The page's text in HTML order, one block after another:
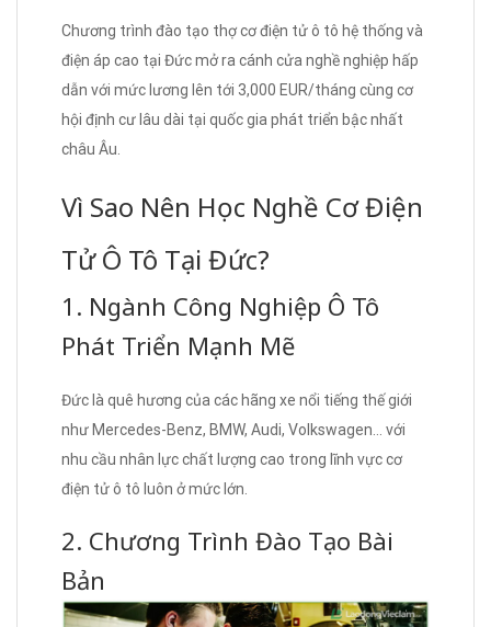
Chương trình đào tạo thợ cơ điện tử ô tô hệ thống và
điện áp cao tại Đức mở ra cánh cửa nghề nghiệp hấp
dẫn với mức lương lên tới 3,000 EUR/tháng cùng cơ
hội định cư lâu dài tại quốc gia phát triển bậc nhất
châu Âu.
Vì Sao Nên Học Nghề Cơ Điện
Tử Ô Tô Tại Đức?
1. Ngành Công Nghiệp Ô Tô
Phát Triển Mạnh Mẽ
Đức là quê hương của các hãng xe nổi tiếng thế giới
như Mercedes-Benz, BMW, Audi, Volkswagen… với
nhu cầu nhân lực chất lượng cao trong lĩnh vực cơ
điện tử ô tô luôn ở mức lớn.
2. Chương Trình Đào Tạo Bài
Bản